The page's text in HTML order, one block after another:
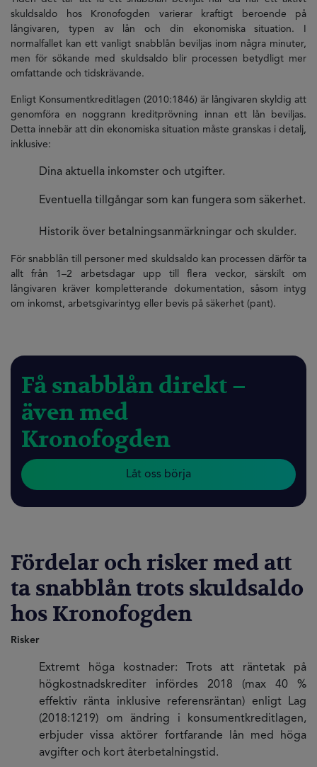
skuldsaldo hos Kronofogden varierar kraftigt beroende på
långivaren, typen av lån och din ekonomiska situation. I
normalfallet kan ett vanligt snabblån beviljas inom några minuter,
men för sökande med skuldsaldo blir processen betydligt mer
omfattande och tidskrävande.
Enligt Konsumentkreditlagen (2010:1846) är långivaren skyldig att
genomföra en noggrann kreditprövning innan ett lån beviljas.
Detta innebär att din ekonomiska situation måste granskas i detalj,
inklusive:
Dina aktuella inkomster och utgifter.
Eventuella tillgångar som kan fungera som säkerhet.
Historik över betalningsanmärkningar och skulder.
För snabblån till personer med skuldsaldo kan processen därför ta
allt från 1–2 arbetsdagar upp till flera veckor, särskilt om
långivaren kräver kompletterande dokumentation, såsom intyg
om inkomst, arbetsgivarintyg eller bevis på säkerhet (pant).
Få snabblån direkt –
även med
Kronofogden
Låt oss börja
Fördelar och risker med att
ta snabblån trots skuldsaldo
hos Kronofogden
Risker
Extremt höga kostnader: Trots att räntetak på
högkostnadskrediter infördes 2018 (max 40 %
effektiv ränta inklusive referensräntan) enligt Lag
(2018:1219) om ändring i konsumentkreditlagen,
erbjuder vissa aktörer fortfarande lån med höga
avgifter och kort återbetalningstid.